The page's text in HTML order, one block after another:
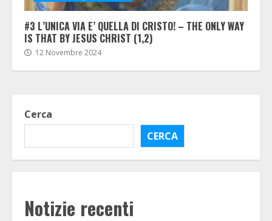
#3 L’UNICA VIA E’ QUELLA DI CRISTO! – THE ONLY WAY
IS THAT BY JESUS CHRIST (1,2)
12 Novembre 2024
Cerca
CERCA
Notizie recenti